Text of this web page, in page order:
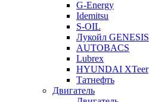
G-Energy
Idemitsu
S-OIL
Лукойл GENESIS
AUTOBACS
Lubrex
HYUNDAI XTeer
Татнефть
Двигатель